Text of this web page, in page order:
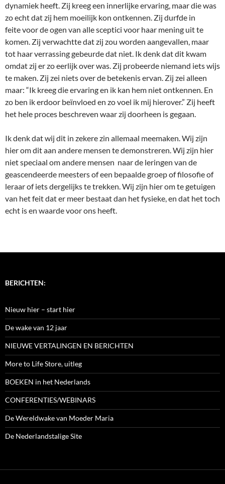
dynamiek heeft. Zij kreeg een innerlijke ervaring, maar die was
zo echt dat zij hem moeilijk kon ontkennen. Zij durfde in
feite voor de ogen van alle sceptici voor haar mening uit te
komen. Zij verwachtte dat zij zou worden aangevallen, maar
tot haar verrassing gebeurde dat niet. Ik denk dat dit kwam
omdat zij er zo eerlijk over was. Zij probeerde niemand iets wijs
te maken. Zij zei niets over de betekenis ervan. Zij zei alleen
maar: “Ik kreeg die ervaring en ik kan hem niet ontkennen. En
zo ben ik erdoor beïnvloed en zo voel ik mij hierover.” Zij heeft
het hele proces beschreven waar zij doorheen is gegaan.
Ik denk dat wij dit in zekere zin allemaal meemaken. Wij zijn
hier om dit aan andere mensen te demonstreren. Wij zijn hier
niet speciaal om andere mensen naar de leringen van de
geascendeerde meesters of een bepaalde groep of filosofie of
leraar of iets dergelijks te trekken. Wij zijn hier om te getuigen
van het feit dat er meer bestaat dan het fysieke, en dat het toch
echt is en waarde voor ons heeft.
BERICHTEN:
Nieuw hier – start hier
De wake van 12 jaar
NIEUWE VERTALINGEN EN BERICHTEN
More to Life Store, uitleg
BOEKEN in het Nederlands
CONFERENTIES/WEBINARS
De Wereldwake van Moeder Maria
De Nederlandstalige Site